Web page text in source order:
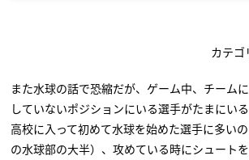
カテゴ
また水球の話で恐縮だが、ゲーム中、チーム
していないポジションにいる選手がたまにい
高校に入って初めて水球を始めた選手に多い
の水球部の大半）、攻めている時にシュート